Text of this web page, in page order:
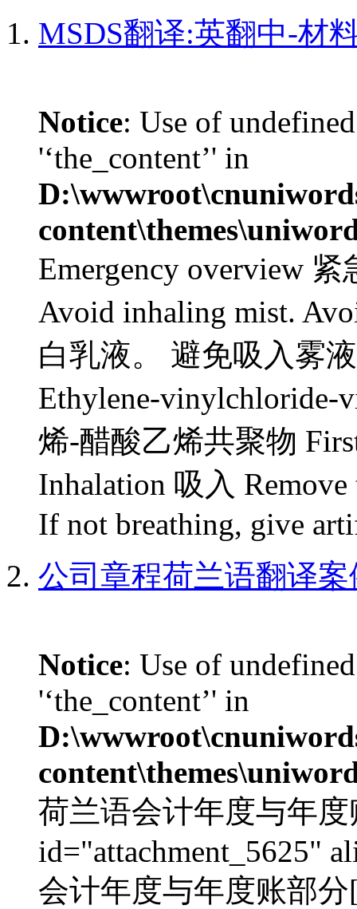
MSDS翻译:英翻中-材
Notice: Use of
'‘the_content’' in
Emergency overview
Avoid inhaling mist.
白乳液。 避免吸入雾
Ethylene-vinylchloride-
烯-醋酸乙烯共聚物
Inhalation 吸入
If not breathing, give
公司章程荷兰语翻译
Notice: Use of
'‘the_content’' in
荷兰语会计年度与年
id="attachment_5625"
会计年度与年度账部